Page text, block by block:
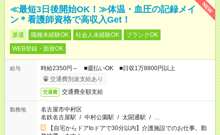
NEW
≪最短3日後開始OK！≫体温・血圧の記録メイ
ン＊看護師資格で高収入Get！
派遣 職種未経験OK 社会人未経験OK
ブランクOK
WEB登録・面接OK
給与
時給2350円～ ■週払いOK ■日収1万8800円以上
交通費別途支給あり
交通費 交通費全額支給
勤務地
名古屋市中村区
名鉄名古屋駅 / 中村公園駅 / 太閤通駅 / …
【自宅からドアtoドアで30分以内】介護施設でのお仕事。勤